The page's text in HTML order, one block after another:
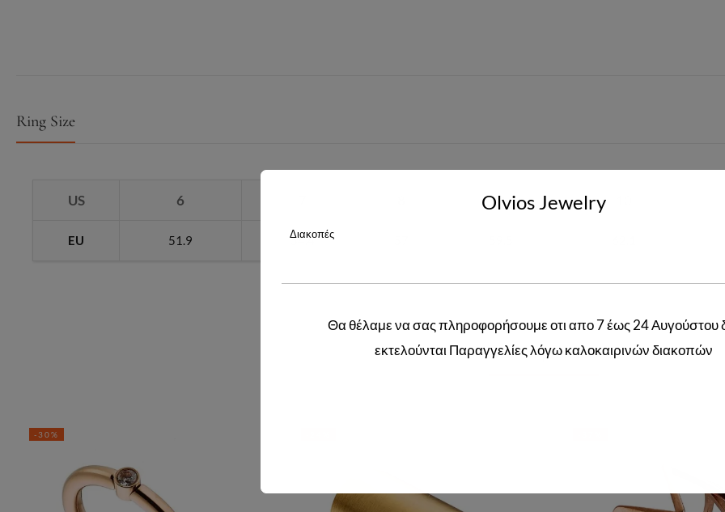
Ring Size
US 6 9
EU 51.9 54.4
Related products
-30%
Olvios Jewelry
Διακοπές
Θα θέλαμε να σας πληροφορήσουμε οτι απο 7 έως 24 Αυγούστου
εκτελούνται Παραγγελίες λόγω καλοκαιρινών διακοπών